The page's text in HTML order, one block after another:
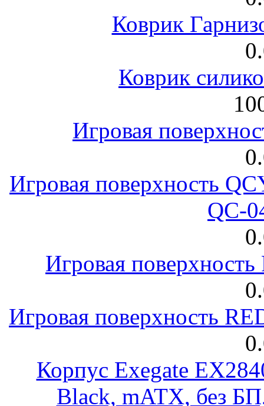
Коврик
Коврик
Игровая
Игровая поверхность
QC-
Игровая
Игровая поверхность
Корпус Exegate
Black, mATX, без